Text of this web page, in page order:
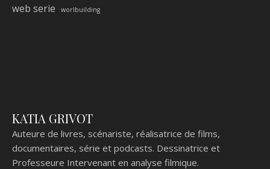
web serie
worlbuilding
KATIA GRIVOT
Auteure de livres, scénariste, réalisatrice de films,
documentaires, série et podcasts. Dessinatrice et
Professeure Intervenant en analyse filmique.